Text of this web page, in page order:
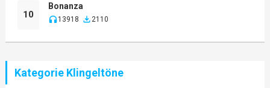
10
Bonanza
13918 2110
Kategorie Klingeltöne